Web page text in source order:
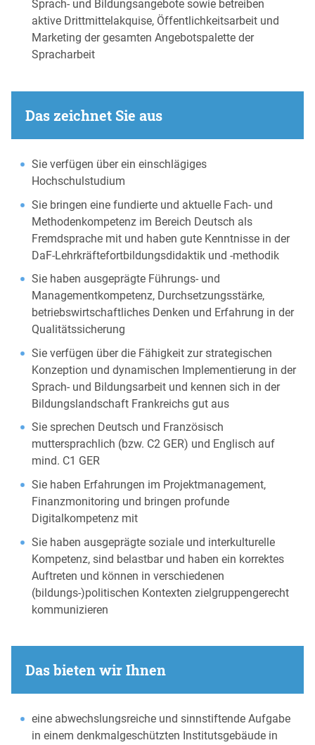
Sprach- und Bildungsangebote sowie betreiben
aktive Drittmittelakquise, Öffentlichkeitsarbeit und
Marketing der gesamten Angebotspalette der
Spracharbeit
Das zeichnet Sie aus
Sie verfügen über ein einschlägiges
Hochschulstudium
Sie bringen eine fundierte und aktuelle Fach- und
Methodenkompetenz im Bereich Deutsch als
Fremdsprache mit und haben gute Kenntnisse in der
DaF-Lehrkräftefortbildungsdidaktik und -methodik
Sie haben ausgeprägte Führungs- und
Managementkompetenz, Durchsetzungsstärke,
betriebswirtschaftliches Denken und Erfahrung in der
Qualitätssicherung
Sie verfügen über die Fähigkeit zur strategischen
Konzeption und dynamischen Implementierung in der
Sprach- und Bildungsarbeit und kennen sich in der
Bildungslandschaft Frankreichs gut aus
Sie sprechen Deutsch und Französisch
muttersprachlich (bzw. C2 GER) und Englisch auf
mind. C1 GER
Sie haben Erfahrungen im Projektmanagement,
Finanzmonitoring und bringen profunde
Digitalkompetenz mit
Sie haben ausgeprägte soziale und interkulturelle
Kompetenz, sind belastbar und haben ein korrektes
Auftreten und können in verschiedenen
(bildungs-)politischen Kontexten zielgruppengerecht
kommunizieren
Das bieten wir Ihnen
eine abwechslungsreiche und sinnstiftende Aufgabe
in einem denkmalgeschützten Institutsgebäude in